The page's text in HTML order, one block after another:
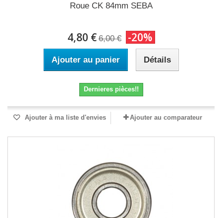
Roue CK 84mm SEBA
4,80 € 6,00 € -20%
Ajouter au panier Détails
Dernieres pièces!!
Ajouter à ma liste d'envies Ajouter au comparateur